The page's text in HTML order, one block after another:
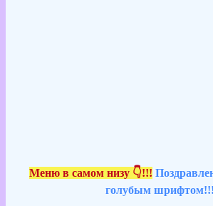
Меню в самом низу 👇!!!
голубым шрифтом!!!